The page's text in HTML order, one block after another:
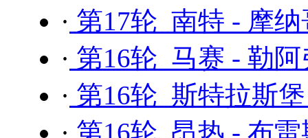
· 第17轮 南特 - 摩
· 第16轮 马赛 - 勒
· 第16轮 斯特拉斯